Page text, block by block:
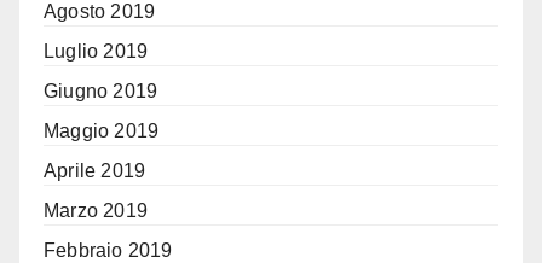
Agosto 2019
Luglio 2019
Giugno 2019
Maggio 2019
Aprile 2019
Marzo 2019
Febbraio 2019